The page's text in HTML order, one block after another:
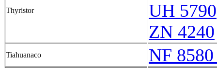
Thyristor
UH 5790
ZN 4240
Tiahuanaco NF